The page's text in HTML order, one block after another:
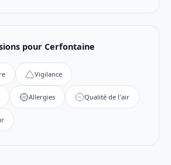
pour Cerfontaine
Vigilance
Allergies Qualité de l'air